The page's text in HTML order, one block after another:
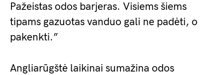
Pažeistas odos barjeras. Visiems šiems
tipams gazuotas vanduo gali ne padėti, o
pakenkti.”
Angliarūgštė laikinai sumažina odos